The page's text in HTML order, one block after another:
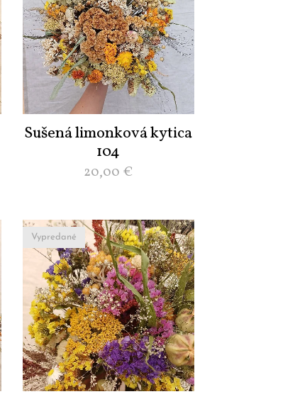
Sušená limonková kytica
104
20,00 €
Vypredané